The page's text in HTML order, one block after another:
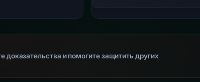
доказательства и помогите защитить других